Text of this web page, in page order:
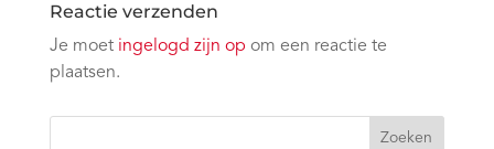
Reactie verzenden
Je moet ingelogd zijn op om een reactie te
plaatsen.
Zoeken